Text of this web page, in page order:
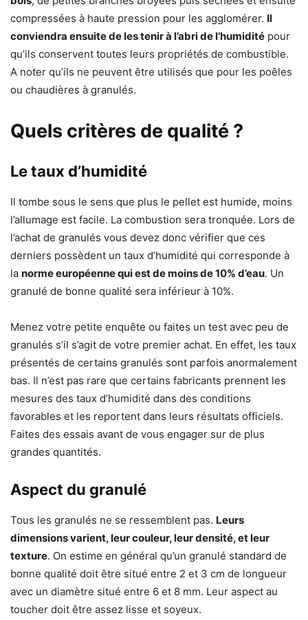
compressées à haute pression pour les agglomérer. Il
conviendra ensuite de les tenir à l’abri de l’humidité pour
qu’ils conservent toutes leurs propriétés de combustible.
A noter qu’ils ne peuvent être utilisés que pour les poêles
ou chaudières à granulés.
Quels critères de qualité ?
Le taux d’humidité
Il tombe sous le sens que plus le pellet est humide, moins
l’allumage est facile. La combustion sera tronquée. Lors de
l’achat de granulés vous devez donc vérifier que ces
derniers possèdent un taux d’humidité qui corresponde à
la norme européenne qui est de moins de 10% d’eau. Un
granulé de bonne qualité sera inférieur à 10%.
Menez votre petite enquête ou faites un test avec peu de
granulés s’il s’agit de votre premier achat. En effet, les taux
présentés de certains granulés sont parfois anormalement
bas. Il n’est pas rare que certains fabricants prennent les
mesures des taux d’humidité dans des conditions
favorables et les reportent dans leurs résultats officiels.
Faites des essais avant de vous engager sur de plus
grandes quantités.
Aspect du granulé
Tous les granulés ne se ressemblent pas. Leurs
dimensions varient, leur couleur, leur densité, et leur
texture. On estime en général qu’un granulé standard de
bonne qualité doit être situé entre 2 et 3 cm de longueur
avec un diamètre situé entre 6 et 8 mm. Leur aspect au
toucher doit être assez lisse et soyeux.